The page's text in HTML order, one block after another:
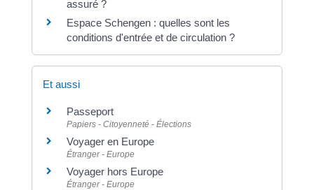
assuré ?
Espace Schengen : quelles sont les
conditions d'entrée et de circulation ?
Et aussi
Passeport
Papiers - Citoyenneté - Élections
Voyager en Europe
Étranger - Europe
Voyager hors Europe
Étranger - Europe